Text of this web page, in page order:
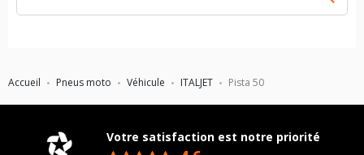
Accueil Pneus moto Véhicule ITALJET Pista 50
Votre satisfaction est notre priorité